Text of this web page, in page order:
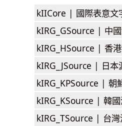
kIICore | 國際表意文
kIRG_GSource | 中
kIRG_HSource | 香
kIRG_JSource | 日本
kIRG_KPSource | 朝
kIRG_KSource | 韓
kIRG_TSource | 台